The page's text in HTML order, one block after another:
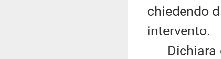
chiedendo
intervento.
Dichiara